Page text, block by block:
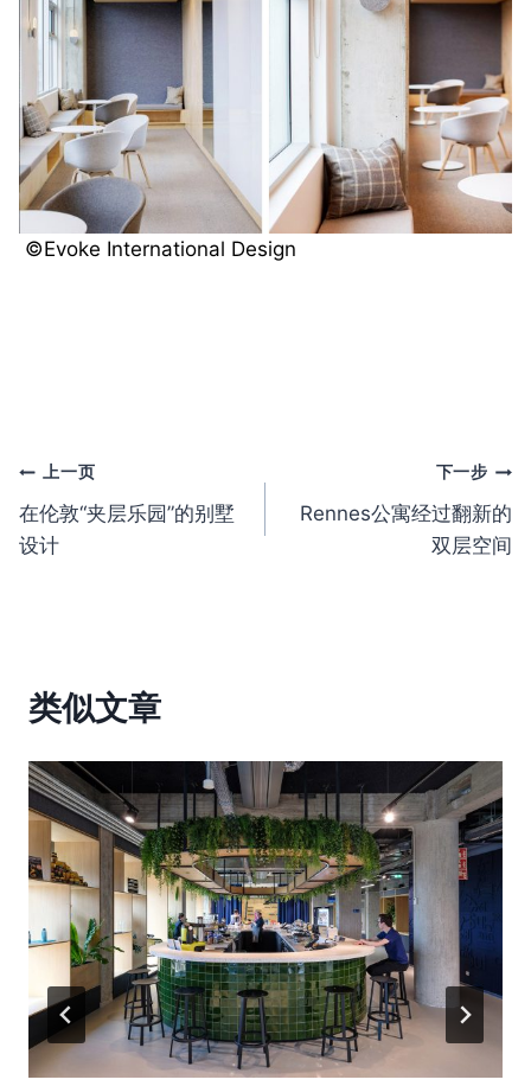
©️Evoke International Design
文
章
上一页
在伦敦“夹层乐园”的别墅
设计
下一步
Rennes公寓经过翻新的
双层空间
类似文章